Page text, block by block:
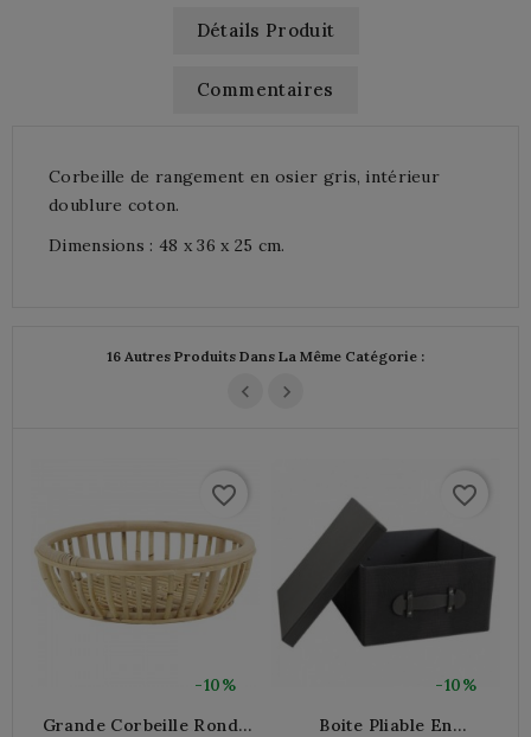
Détails Produit
Commentaires
Corbeille de rangement en osier gris, intérieur
doublure coton.
Dimensions : 48 x 36 x 25 cm.
16 Autres Produits Dans La Même Catégorie :
-10%
favorite_border
Grande Corbeille Ronde
-10%
favorite_border
Boite Pliable En